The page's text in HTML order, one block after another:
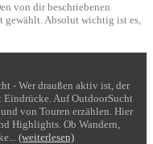
von dir beschriebenen
gewählt. Absolut wichtig ist es,
- Wer draußen aktiv ist, der
Auf OutdoorSucht
von Touren erzählen. Hier
Highlights. Ob Wandern,
(weiterlesen)